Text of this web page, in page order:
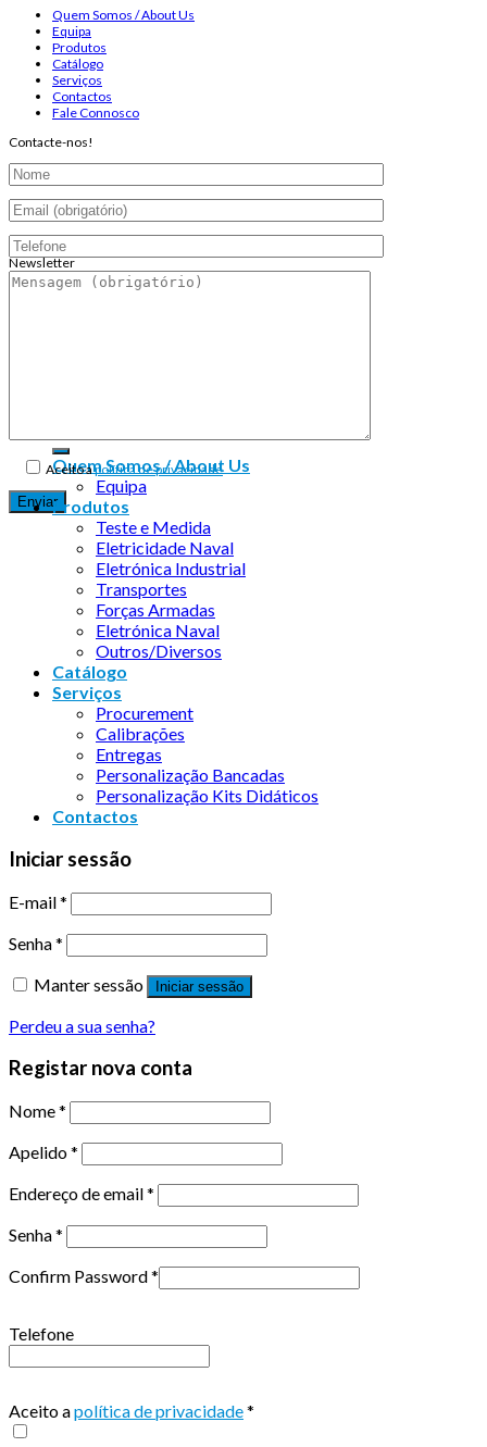
Quem Somos / About Us
Equipa
Produtos
Catálogo
Serviços
Contactos
Fale Connosco
Contacte-nos!
Aceito apolítica de privacidade
Newsletter
Endereço de email:
por:
Quem Somos / About Us
Equipa
Produtos
Teste e Medida
Eletricidade Naval
Eletrónica Industrial
Transportes
Forças Armadas
Eletrónica Naval
Outros/Diversos
Catálogo
Serviços
Procurement
Calibrações
Entregas
Personalização Bancadas
Personalização Kits Didáticos
Contactos
Iniciar sessão
E-mail*
Senha*
Manter sessão
Iniciar sessão
Perdeu a sua senha?
Registar nova conta
Nome*
Apelido*
Endereço de email*
Senha*
Confirm Password*
Telefone
Aceito apolítica de privacidade*